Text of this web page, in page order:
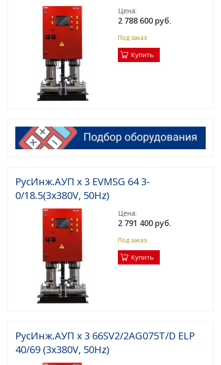
Цена:
2 788 600 руб.
Под заказ
Купить
РусИнж.АУП х 3 EVMSG 64 3-
0/18.5(3x380V, 50Hz)
Цена:
2 791 400 руб.
Под заказ
Купить
РусИнж.АУП х 3 66SV2/2AG075T/D ELP
40/69 (3x380V, 50Hz)